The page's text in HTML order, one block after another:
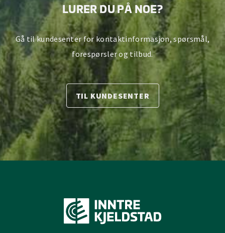
LURER DU PÅ NOE?
Gå til kundesenter for kontaktinformasjon, spørsmål,
forespørsler og tilbud.
TIL KUNDESENTER